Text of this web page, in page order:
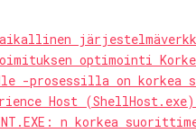
optimointi
-prosessilla on korkea
Host
n korkea